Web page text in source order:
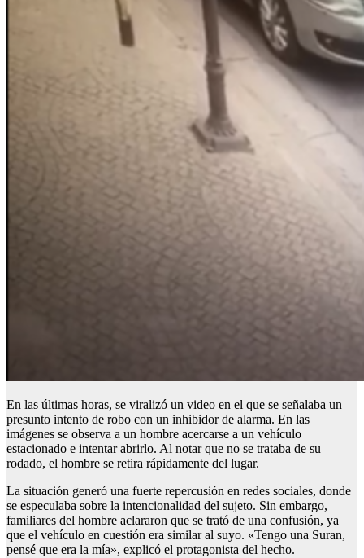
En las últimas horas, se viralizó un video en el que se señalaba un
presunto intento de robo con un inhibidor de alarma. En las
imágenes se observa a un hombre acercarse a un vehículo
estacionado e intentar abrirlo. Al notar que no se trataba de su
rodado, el hombre se retira rápidamente del lugar.
La situación generó una fuerte repercusión en redes sociales, donde
se especulaba sobre la intencionalidad del sujeto. Sin embargo,
familiares del hombre aclararon que se trató de una confusión, ya
que el vehículo en cuestión era similar al suyo. «Tengo una Suran,
pensé que era la mía», explicó el protagonista del hecho.